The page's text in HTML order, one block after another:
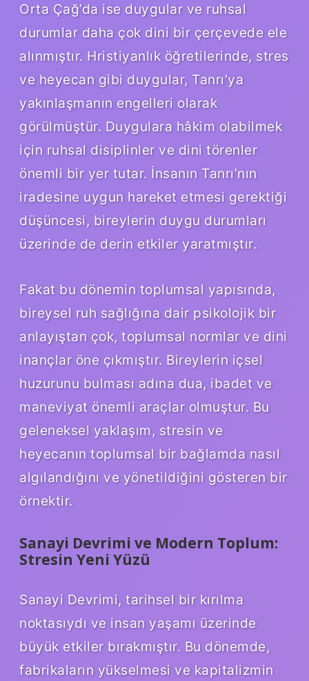
Orta Çağ’da ise duygular ve ruhsal
durumlar daha çok dini bir çerçevede ele
alınmıştır. Hristiyanlık öğretilerinde, stres
ve heyecan gibi duygular, Tanrı’ya
yakınlaşmanın engelleri olarak
görülmüştür. Duygulara hâkim olabilmek
için ruhsal disiplinler ve dini törenler
önemli bir yer tutar. İnsanın Tanrı’nın
iradesine uygun hareket etmesi gerektiği
düşüncesi, bireylerin duygu durumları
üzerinde de derin etkiler yaratmıştır.
Fakat bu dönemin toplumsal yapısında,
bireysel ruh sağlığına dair psikolojik bir
anlayıştan çok, toplumsal normlar ve dini
inançlar öne çıkmıştır. Bireylerin içsel
huzurunu bulması adına dua, ibadet ve
maneviyat önemli araçlar olmuştur. Bu
geleneksel yaklaşım, stresin ve
heyecanın toplumsal bir bağlamda nasıl
algılandığını ve yönetildiğini gösteren bir
örnektir.
Sanayi Devrimi ve Modern Toplum:
Stresin Yeni Yüzü
Sanayi Devrimi, tarihsel bir kırılma
noktasıydı ve insan yaşamı üzerinde
büyük etkiler bırakmıştır. Bu dönemde,
fabrikaların yükselmesi ve kapitalizmin